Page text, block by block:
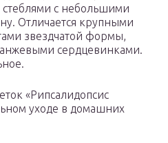
с небольшими
Отличается крупными
звездчатой формы,
сердцевинками.
«Рипсалидопсис
уходе в домашних